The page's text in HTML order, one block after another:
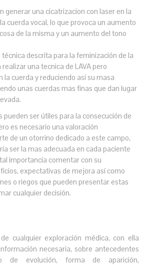
generar una cicatrizacion con laser en la
cuerda vocal, lo que provoca un aumento
de la misma y un aumento del tono
técnica descrita para la feminización de la
una tecnica de LAVA pero
la cuerda y reduciendo así su masa
unas cuerdas mas finas que dan lugar
pueden ser útiles para la consecución de
es necesario una valoración
de un otorrino dedicado a este campo,
ser la mas adecuada en cada paciente
importancia comentar con su
expectativas de mejora así como
o riegos que pueden presentar estas
cualquier decisión.
cualquier exploración médica, con ella
necesaria, sobre antecedentes
de evolución, forma de aparición,